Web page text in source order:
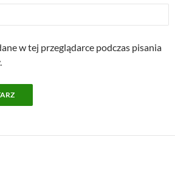
w tej przeglądarce podczas pisania